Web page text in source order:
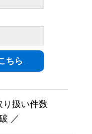
り扱い件数
／